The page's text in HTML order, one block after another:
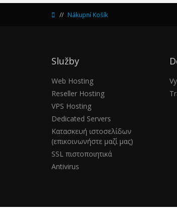
Nákupní Košík
Služby
Web Hosting
Reseller Hosting
VPS Hosting
Dedicated Servers
Κατασκευή ιστοσελίδων
(επικοινωνήστε μαζί μας)
SSL πιστοποιητικά
Antivirus